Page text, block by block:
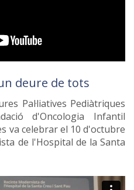
deure de tots
Pal·liatives Pediàtriques
d'Oncologia Infantil
va celebrar el 10 d'octubre
de l'Hospital de la Santa